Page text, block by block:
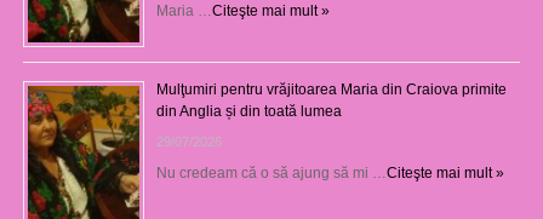
Maria … Citeşte mai mult »
Mulţumiri pentru vrăjitoarea Maria din Craiova primite
din Anglia și din toată lumea
29/07/2026
Nu credeam că o să ajung să mi … Citeşte mai mult »